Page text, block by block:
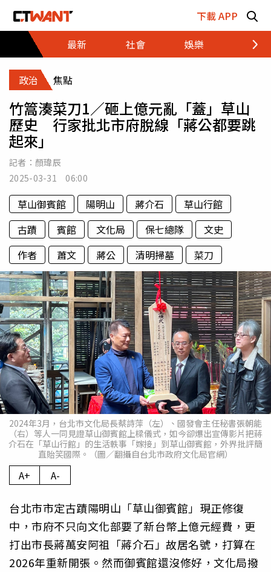
下載 APP
最新
社會 娛樂 財經
政治 焦點
竹篙湊菜刀1／砸上億元亂「蓋」草山
歷史 行家批北市府脫線「蔣公都要跳
起來」
記者： 顏瑋辰
2025-03-31 06:00
草山御賓館 陽明山 蔣介石
草山行館
古蹟
賓館 文化局 保七總隊
文史
作者
蕭文 蔣公 清明掃墓 菜刀
2024年3月，台北市文化局長蔡詩萍（左）、國發會主任秘書張朝能
（右）等人一同見證草山御賓館上樑儀式，如今卻爆出宣傳影片把蔣
介石在「草山行館」的生活軼事「嫁接」到草山御賓館，外界批評簡
直貽笑國際。（圖／翻攝自台北市政府文化局官網）
A+ A-
台北市市定古蹟陽明山「草山御賓館」現正修復
中，市府不只向文化部要了新台幣上億元經費，更
打出市長蔣萬安阿祖「蔣介石」故居名號，打算在
2026年重新開張。然而御賓館還沒修好，文化局撥